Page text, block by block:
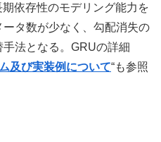
依存性のモデリング能力を
タ数が少なく、勾配消失の
法となる。GRUの詳細
及び実装例について“も参照